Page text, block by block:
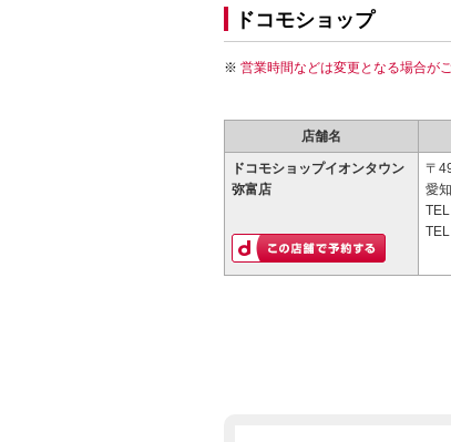
ドコモショップ
営業時間などは変更となる場合が
店舗名
ドコモショップイオンタウン
弥富店
〒
愛
TEL
TEL